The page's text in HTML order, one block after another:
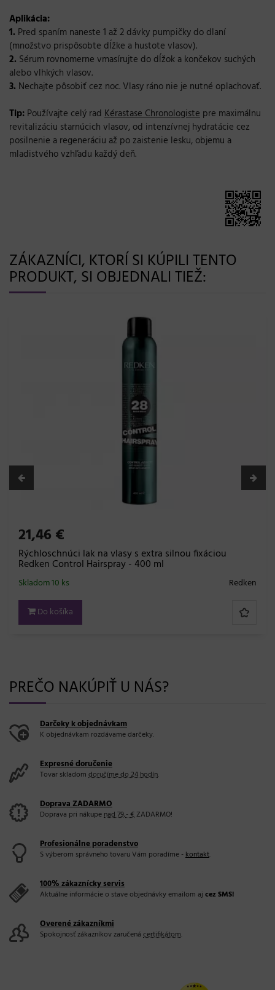
Aplikácia:
1. Pred spaním naneste 1 až 2 dávky pumpičky do dlaní
(množstvo prispôsobte dĺžke a hustote vlasov).
2. Sérum rovnomerne vmasírujte do dĺžok a končekov suchých
alebo vlhkých vlasov.
3. Nechajte pôsobiť cez noc. Vlasy ráno nie je nutné oplachovať.
Tip: Používajte celý rad Kérastase Chronologiste pre maximálnu
revitalizáciu starnúcich vlasov, od intenzívnej hydratácie cez
posilnenie a regeneráciu až po zaistenie lesku, objemu a
mladistvého vzhľadu každý deň.
ZÁKAZNÍCI, KTORÍ SI KÚPILI TENTO
PRODUKT, SI OBJEDNALI TIEŽ:
končeky Kérastase Nutritive Ends Serum - 50 ml
PREČO NAKÚPIŤ U NÁS?
Darčeky k objednávkam
K objednávkam rozdávame darčeky.
Expresné doručenie
Tovar skladom doručíme do 24 hodín.
Doprava ZADARMO
Doprava pri nákupenad 79,- €ZADARMO!
Profesionálne poradenstvo
S výberom správneho tovaru Vám poradíme -kontakt.
100% zákaznícky servis
Aktuálne informácie o stave objednávky emailom aj cez SMS!
Overené zákazníkmi
Spokojnosť zákazníkov zaručená certifikátom.